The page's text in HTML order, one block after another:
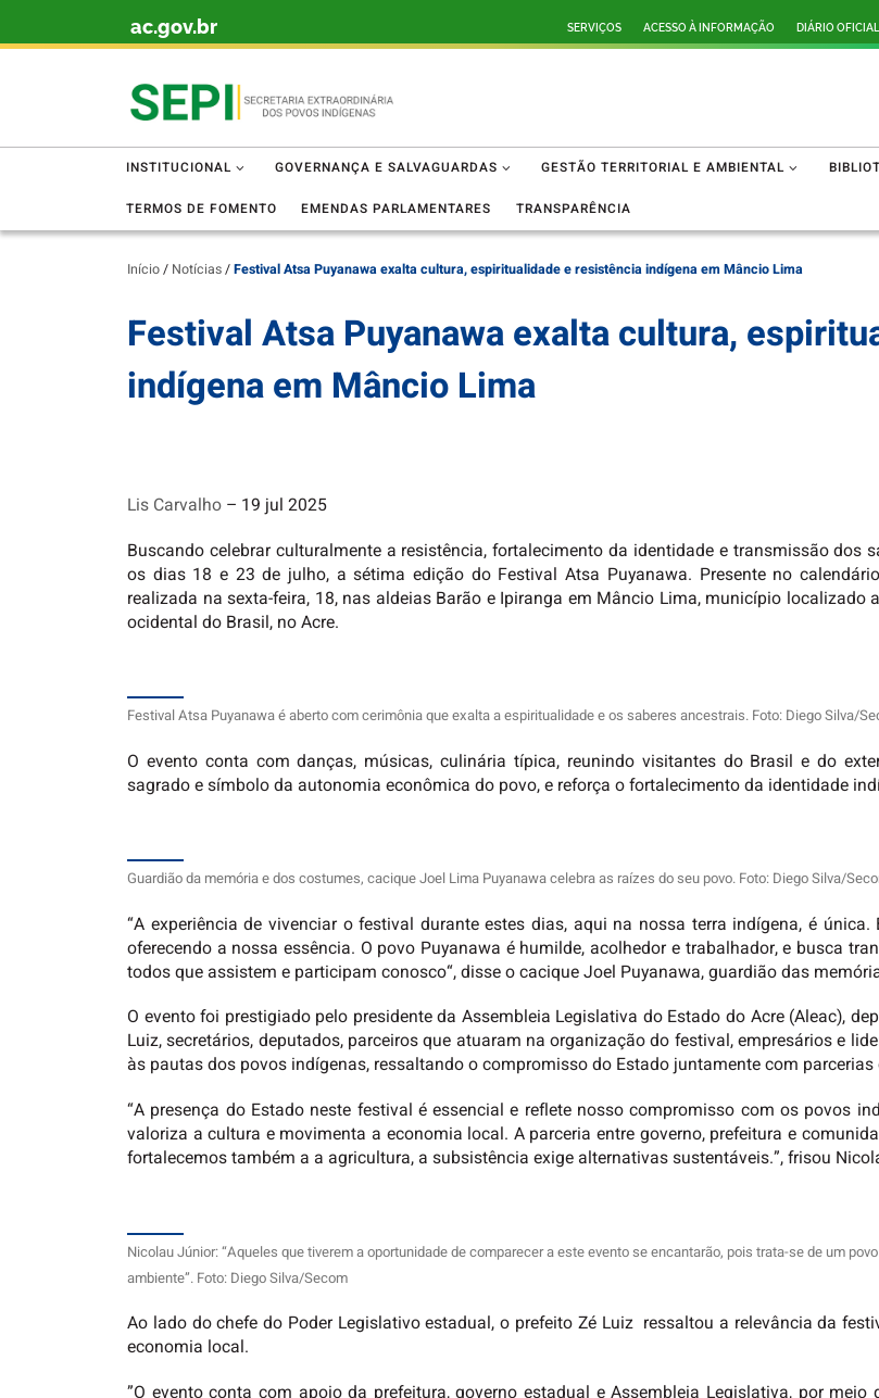
ac.gov.br SERVIÇOS ACESSO À INFORMAÇÃO DIÁRIO OFICIAL
INSTITUCIONAL GOVERNANÇA E SALVAGUARDAS GESTÃO TERRITORIAL E AMBIENTAL
TERMOS DE FOMENTO EMENDAS PARLAMENTARES TRANSPARÊNCIA
Início/ Notícias/Festival Atsa Puyanawa exalta cultura, espiritualidade e resistência indígena em Mâncio Lima
Festival Atsa Puyanawa exalta cultura,
indígena em Mâncio Lima
Lis Carvalho – 19 jul 2025
Buscando celebrar culturalmente a resistência, fortalecimento da identidade e transmissão dos
os dias 18 e 23 de julho, a sétima edição do Festival Atsa Puyanawa. Presente no
realizada na sexta-feira, 18, nas aldeias Barão e Ipiranga em Mâncio Lima, município
ocidental do Brasil, no Acre.
Festival Atsa Puyanawa é aberto com cerimônia que exalta a espiritualidade e os saberes ancestrais. Foto: Diego Silva/
O evento conta com danças, músicas, culinária típica, reunindo visitantes do Brasil e do
sagrado e símbolo da autonomia econômica do povo, e reforça o fortalecimento da identidade
Guardião da memória e dos costumes, cacique Joel Lima Puyanawa celebra as raízes do seu povo. Foto: Diego Silva/
“A experiência de vivenciar o festival durante estes dias, aqui na nossa terra indígena, é
oferecendo a nossa essência. O povo Puyanawa é humilde, acolhedor e trabalhador, e busca
todos que assistem e participam conosco“, disse o cacique Joel Puyanawa, guardião das
O evento foi prestigiado pelo presidente da Assembleia Legislativa do Estado do Acre (Aleac),
Luiz, secretários, deputados, parceiros que atuaram na organização do festival, empresários e
às pautas dos povos indígenas, ressaltando o compromisso do Estado juntamente com
“A presença do Estado neste festival é essencial e reflete nosso compromisso com os povos
valoriza a cultura e movimenta a economia local. A parceria entre governo, prefeitura e
fortalecemos também a a agricultura, a subsistência exige alternativas sustentáveis.”, frisou
Nicolau Júnior: “Aqueles que tiverem a oportunidade de comparecer a este evento se encantarão, pois trata-se de um
ambiente”. Foto: Diego Silva/Secom
Ao lado do chefe do Poder Legislativo estadual, o prefeito Zé Luiz ressaltou a relevância da
economia local.
”O evento conta com apoio da prefeitura, governo estadual e Assembleia Legislativa, por